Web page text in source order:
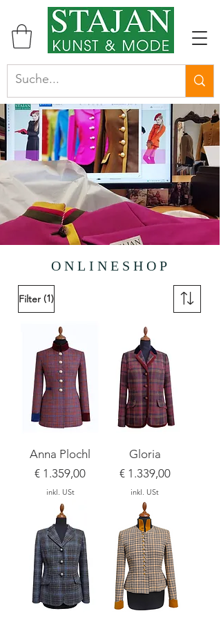
ONLINESHOP
Filter (1)
Anna Plochl
Preis
€ 1.359,00
inkl. USt
Gloria
Preis
€ 1.339,00
inkl. USt